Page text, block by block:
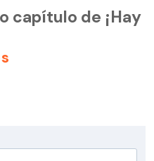
capítulo de ¡Hay